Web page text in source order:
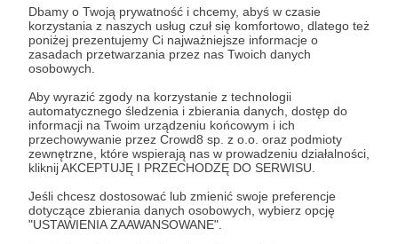
Dbamy o Twoją prywatność i chcemy, abyś w czasie
korzystania z naszych usług czuł się komfortowo, dlatego też
poniżej prezentujemy Ci najważniejsze informacje o
zasadach przetwarzania przez nas Twoich danych
osobowych.
Aby wyrazić zgody na korzystanie z technologii
automatycznego śledzenia i zbierania danych, dostęp do
informacji na Twoim urządzeniu końcowym i ich
przechowywanie przez Crowd8 sp. z o.o. oraz podmioty
zewnętrzne, które wspierają nas w prowadzeniu działalności,
kliknij AKCEPTUJĘ I PRZECHODZĘ DO SERWISU.
Jeśli chcesz dostosować lub zmienić swoje preferencje
dotyczące zbierania danych osobowych, wybierz opcję
"USTAWIENIA ZAAWANSOWANE".
jest po przekazaniu podpisanego formularza "Zgodna na
założenie konta przez osobę niepełnoletnią", formularz
dostępny jest na stronie regulaminu Patronite.pl.
* Zapoznałem się i akceptujęRegulaminserwisu oraz
Prywatności.